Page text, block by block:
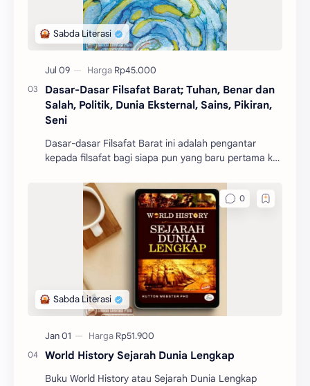
Dasar-Dasar Filsafat Barat; Tuhan, Benar dan
Salah, Politik, Dunia Eksternal, Sains, Pikiran,
Seni
Dasar-dasar Filsafat Barat ini adalah pengantar
kepada filsafat bagi siapa pun yang baru pertama kali
World History Sejarah Dunia Lengkap
Buku World History atau Sejarah Dunia Lengkap